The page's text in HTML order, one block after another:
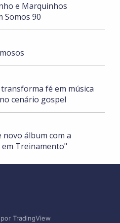
e Marquinhos
Somos 90
fé em música
cenário gospel
álbum com a
Treinamento"
por TradingView